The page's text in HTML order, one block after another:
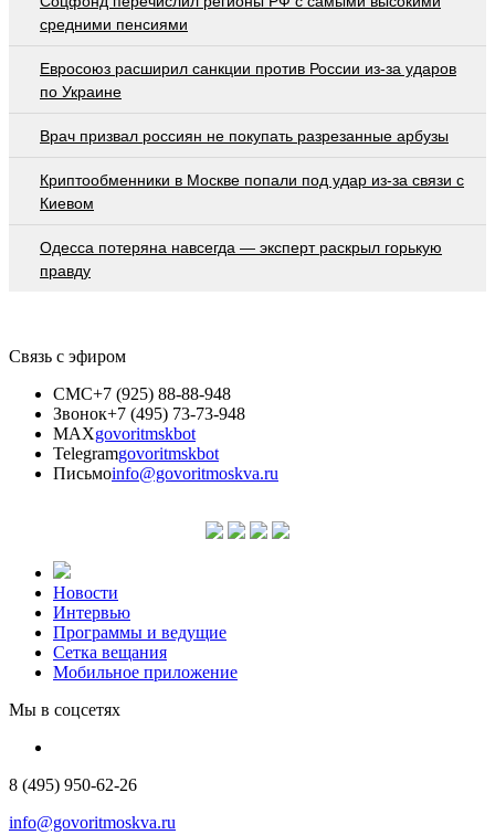
средними пенсиями
Евросоюз расширил санкции против России из-за ударов
по Украине
Врач призвал россиян не покупать разрезанные арбузы
Криптообменники в Москве попали под удар из-за связи с
Киевом
Oдecca пoтeрянa нaвceгдa — экcпeрт рacкрыл гoрькую
прaвду
Связь с эфиром
СМС+7 (925) 88-88-948
Звонок+7 (495) 73-73-948
MAXgovoritmskbot
Telegramgovoritmskbot
Письмоinfo@govoritmoskva.ru
Новости
Интервью
Программы и ведущие
Сетка вещания
Мобильное приложение
Мы в соцсетях
8 (495) 950-62-26
info@govoritmoskva.ru